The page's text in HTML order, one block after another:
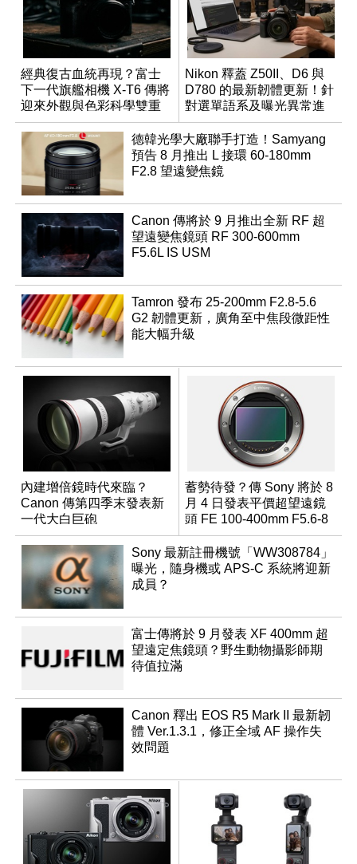
經典復古血統再現？富士
下一代旗艦相機 X-T6 傳將
迎來外觀與色彩科學雙重
優化
Nikon 釋蓋 Z50II、D6 與
D780 的最新韌體更新！針
對選單語系及曝光異常進
行修復
德韓光學大廠聯手打造！Samyang
預告 8 月推出 L 接環 60-180mm
F2.8 望遠變焦鏡
Canon 傳將於 9 月推出全新 RF 超
望遠變焦鏡頭 RF 300-600mm
F5.6L IS USM
Tamron 發布 25-200mm F2.8-5.6
G2 韌體更新，廣角至中焦段微距性
能大幅升級
內建增倍鏡時代來臨？
Canon 傳第四季末發表新
一代大白巨砲
蓄勢待發？傳 Sony 將於 8
月 4 日發表平價超望遠鏡
頭 FE 100-400mm F5.6-8
Sony 最新註冊機號「WW308784」
曝光，隨身機或 APS-C 系統將迎新
成員？
富士傳將於 9 月發表 XF 400mm 超
望遠定焦鏡頭？野生動物攝影師期
待值拉滿
Canon 釋出 EOS R5 Mark II 最新韌
體 Ver.1.3.1，修正全域 AF 操作失
效問題